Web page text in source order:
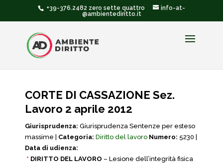
+39-376.2482 zero sette quattro
info-at-
@ambientediritto.it
CORTE DI CASSAZIONE Sez.
Lavoro 2 aprile 2012
Giurisprudenza: Giurisprudenza Sentenze per esteso
massime | Categoria: Diritto del lavoro Numero: 5230 |
Data di udienza:
* DIRITTO DEL LAVORO – Lesione dell’integrità fisica